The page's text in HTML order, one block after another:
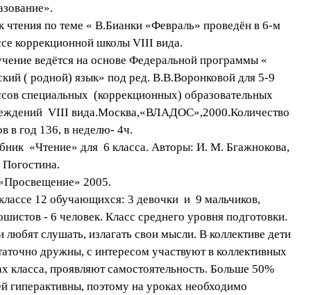
чтения по теме « В.Бианки «Февраль» проведён в 6-м
коррекционной школы VIII вида.
ведётся на основе Федеральной программы «
( родной) язык» под ред. В.В.Воронковой для 5-9
специальных (коррекционных) образовательных
VIII вида.Москва,«ВЛАДОС»,2000.Количество
в год 136, в неделю- 4ч.
«Чтение» для 6 класса. Авторы: И. М. Бгажнокова,
2005.
12 обучающихся: 3 девочки и 9 мальчиков,
- 6 человек. Класс среднего уровня подготовки.
любят слушать, излагать свои мысли. В коллективе дети
дружны, с интересом участвуют в коллективных
класса, проявляют самостоятельность. Больше 50%
гиперактивны, поэтому на уроках необходимо